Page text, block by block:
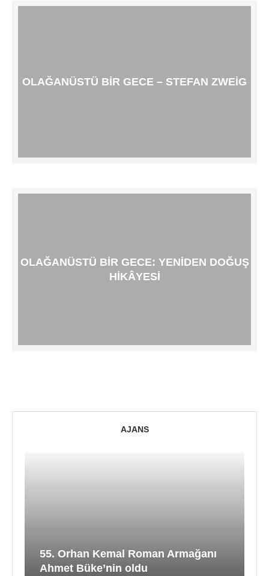
OLAĞANÜSTÜ BIR GECE – STEFAN ZWEIG
OLAĞANÜSTÜ BIR GECE: YENIDEN DOĞUŞ
HIKÂYESI
AJANS
55. Orhan Kemal Roman Armağanı
Ahmet Büke’nin oldu